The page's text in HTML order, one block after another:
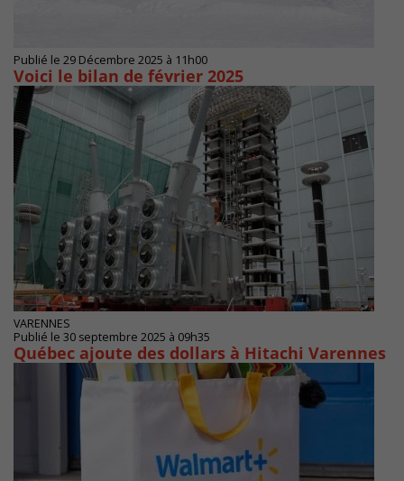
Publié le 29 Décembre 2025 à 11h00
Voici le bilan de février 2025
VARENNES
Publié le 30 septembre 2025 à 09h35
Québec ajoute des dollars à Hitachi Varennes